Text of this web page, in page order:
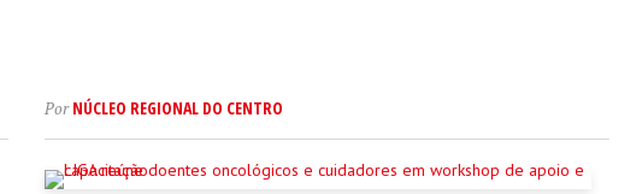
PorNÚCLEO REGIONAL DO CENTRO